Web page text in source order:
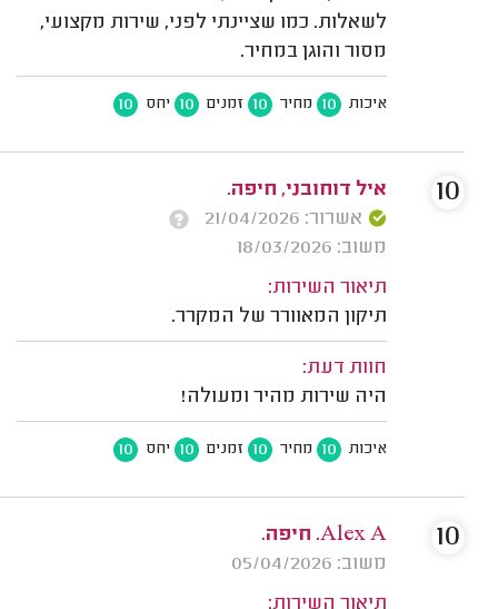
לשאלות. כמו שציינתי לפני, שירות מקצועי,
מסור והוגן במחיר.
איכות 10 מחיר 10 זמנים 10 יחס 10
איל דוחובני, חיפה.
אשרור: 21/04/2026
משוב: 18/03/2026
תיאור השירות:
תיקון המאוורר של המקרר.
חוות דעת:
היה שירות מהיר ומעולה!
איכות 10 מחיר 10 זמנים 10 יחס 10
10
Alex A. חיפה.
משוב: 05/04/2026
תיאור השירות:
10